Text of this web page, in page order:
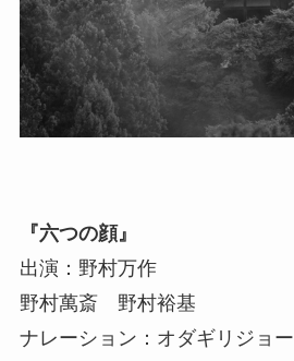
『六つの顔』
出演：野村万作
野村萬斎 野村裕基
ナレーション：オダギリジョー